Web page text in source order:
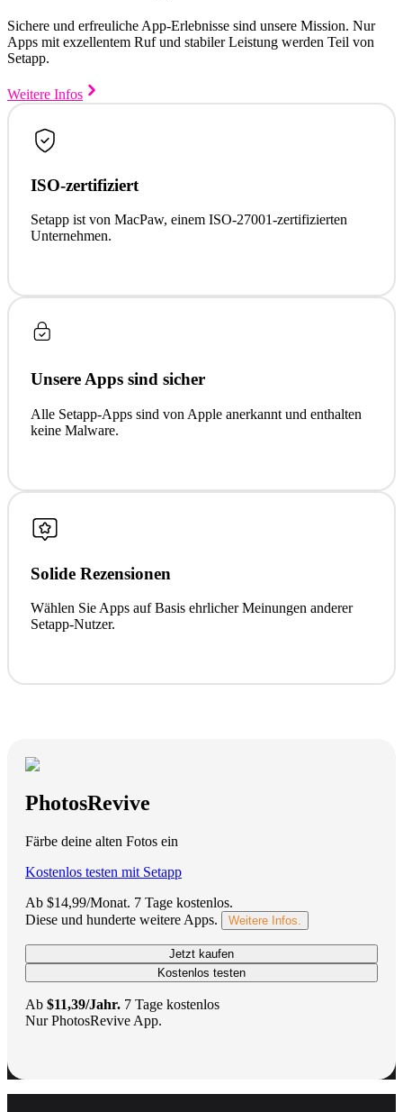
Sichere und erfreuliche App-Erlebnisse sind unsere Mission. Nur
Apps mit exzellentem Ruf und stabiler Leistung werden Teil von
Setapp.
Weitere Infos
ISO-zertifiziert
Setapp ist von MacPaw, einem ISO-27001-zertifizierten
Unternehmen.
Unsere Apps sind sicher
Alle Setapp-Apps sind von Apple anerkannt und enthalten
keine Malware.
Solide Rezensionen
Wählen Sie Apps auf Basis ehrlicher Meinungen anderer
Setapp-Nutzer.
PhotosRevive
Färbe deine alten Fotos ein
Kostenlos testen mit Setapp
Ab $14,99/Monat. 7 Tage kostenlos.
Diese und hunderte weitere Apps.
Weitere Infos.
Jetzt kaufen
Kostenlos testen
Ab $11,39/Jahr. 7 Tage kostenlos
Nur PhotosRevive App.